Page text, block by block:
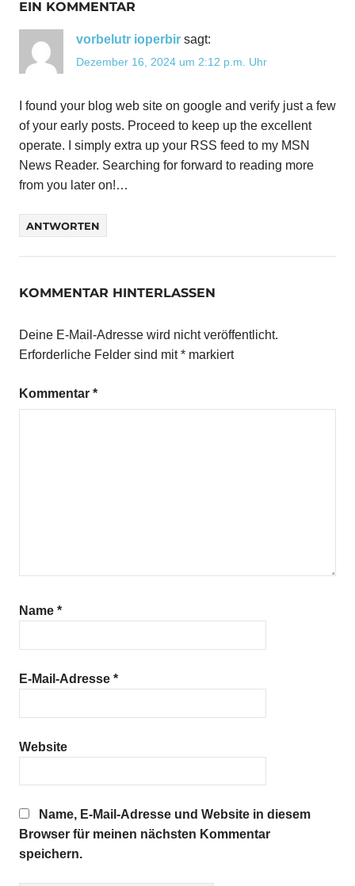
FASCHING
FASCHINGSUMZUG
FASCHINGSZEIT
SAARBRÜCKEN
SAARLAND
EIN KOMMENTAR
vorbelutr ioperbir sagt:
Dezember 16, 2024 um 2:12 p.m. Uhr
I found your blog web site on google and verify just a few
of your early posts. Proceed to keep up the excellent
operate. I simply extra up your RSS feed to my MSN
News Reader. Searching for forward to reading more
from you later on!…
ANTWORTEN
KOMMENTAR HINTERLASSEN
Deine E-Mail-Adresse wird nicht veröffentlicht.
Erforderliche Felder sind mit* markiert
Kommentar *
Name *
E-Mail-Adresse *
Website
Name, E-Mail-Adresse und Website in diesem
Browser für meinen nächsten Kommentar
speichern.